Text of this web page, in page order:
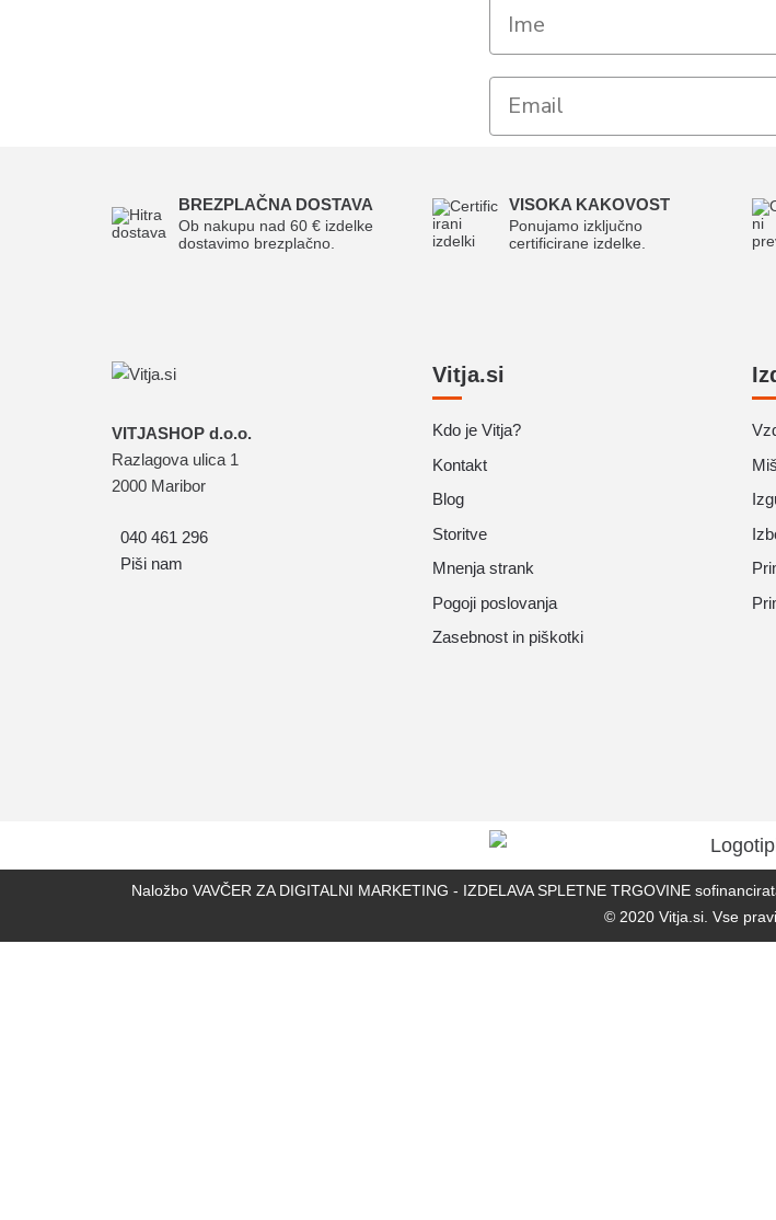
BREZPLAČNA DOSTAVA
Ob nakupu nad 60 € izdelke
dostavimo brezplačno.
VISOKA KAKOVOST
Ponujamo izključno
certificirane izdelke.
VITJASHOP d.o.o.
Razlagova ulica 1
2000 Maribor
040 461 296
Piši nam
Vitja.si
Kdo je Vitja?
Kontakt
Blog
Storitve
Mnenja strank
Pogoji poslovanja
Zasebnost in piškotki
Naložbo VAVČER ZA DIGITALNI MARKETING - IZDELAVA SPLETNE TRGOVINE
© 2020 Vitja.si. Vse